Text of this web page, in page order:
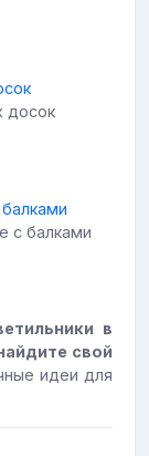
досок
с балками
в
свой
идеи для